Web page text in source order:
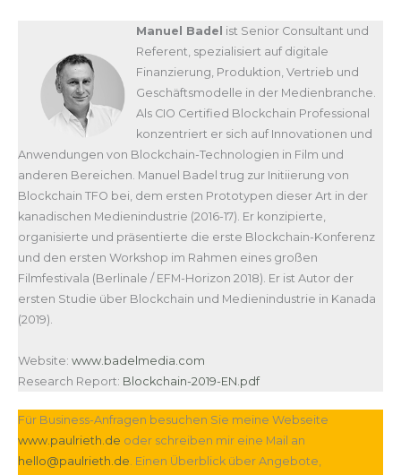
Manuel Badel ist Senior Consultant und
Referent, spezialisiert auf digitale
Finanzierung, Produktion, Vertrieb und
Geschäftsmodelle in der Medienbranche.
Als CIO Certified Blockchain Professional
konzentriert er sich auf Innovationen und
Anwendungen von Blockchain-Technologien in Film und
anderen Bereichen. Manuel Badel trug zur Initiierung von
Blockchain TFO bei, dem ersten Prototypen dieser Art in der
kanadischen Medienindustrie (2016-17). Er konzipierte,
organisierte und präsentierte die erste Blockchain-Konferenz
und den ersten Workshop im Rahmen eines großen
Filmfestivala (Berlinale / EFM-Horizon 2018). Er ist Autor der
ersten Studie über Blockchain und Medienindustrie in Kanada
(2019).
Website: www.badelmedia.com
Research Report: Blockchain-2019-EN.pdf
Für Business-Anfragen besuchen Sie meine Webseite
www.paulrieth.de oder schreiben mir eine Mail an
hello@paulrieth.de. Einen Überblick über Angebote,